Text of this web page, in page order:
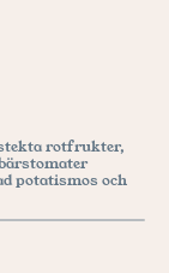
rotfrukter,
potatismos och